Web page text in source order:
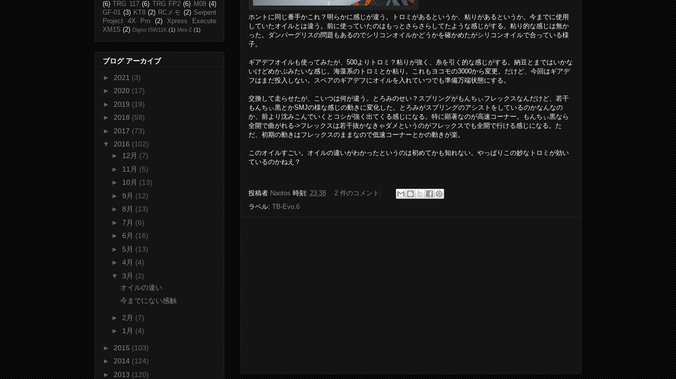
ホントに同じ番手かこれ？明らかに感じが違う。トロミがあるというか、粘りがあるというか。今までに使用
していたオイルとは違う。前に使っていたのはもっとさらさらしてたような感じがする。粘り的な感じは無か
った。ダンパーグリスの問題もあるのでシリコンオイルかどうかを確かめたがシリコンオイルで合っている様
子。
ギアデフオイルも使ってみたが、500よりトロミ？粘りが強く、糸を引く的な感じがする。納豆とまではいかな
いけどめかぶみたいな感じ。海藻系のトロミとか粘り。これもヨコモの3000から変更。だけど、今回はギアデ
フはまだ投入しない。スペアのギアデフにオイルを入れていつでも準備万端状態にする。
交換して走らせたが、こいつは何が違う。とろみのせい？スプリングがもんちぃフレックスなんだけど、若干
もんちぃ黒とかSMJの様な感じの動きに変化した。とろみがスプリングのアシストをしているのかなんなの
か、前より沈みこんでいくとコシが強く出てくる感じになる。特に顕著なのが高速コーナー。もんちぃ黒なら
全開で曲がれる->フレックスは若干抜かなきゃダメというのがフレックスでも全開で行ける感じになる。た
だ、初期の動きはフレックスのままなので低速コーナーとかの動きが楽。
このオイルすごい。オイルの違いがわかったというのは初めてかも知れない。やっぱりこの妙なトロミが効い
ているのかねえ？
投稿者 Naotos 時刻: 23:38
2 件のコメント:
ラベル: TB-Evo.6
(6)
TRG 117 (6) TRG FP2 (6) M08 (4)
GF-01 (3) KT8 (2) RCメモ (2) Serpent
Project 4X Pro
(2)
Xpress Execute
XM1S (2) Digno ISW11K (1) Mini-Z (1)
ブログ アーカイブ
► 2021 (3)
► 2020 (17)
► 2019 (19)
► 2018 (58)
► 2017 (73)
▼ 2016 (102)
► 12月 (7)
► 11月 (5)
► 10月 (13)
► 9月 (12)
► 8月 (13)
► 7月 (6)
► 6月 (16)
► 5月 (13)
► 4月 (4)
▼ 3月 (2)
オイルの違い
今までにない感触
► 2月 (7)
► 1月 (4)
► 2015 (103)
► 2014 (124)
► 2013 (120)